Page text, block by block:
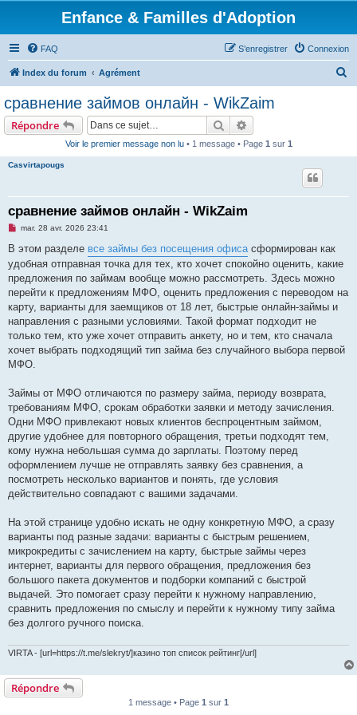
Enfance & Familles d'Adoption
FAQ Connexion
S’enregistrer
Index du forum Agrément
сравнение займов онлайн - WikZaim
Répondre Rechercher
Voir le premier message non lu• 1 message • Page 1 sur 1
Casvirtapougs
сравнение займов онлайн - WikZaim
M
s
a
g
e
n
o
n
l
u
mar. 28 avr. 2026 23:41
В этом разделе все займы без посещения офисасформирован как
удобная отправная точка для тех, кто хочет спокойно оценить, какие
предложения по займам вообще можно рассмотреть. Здесь можно
перейти к предложениям МФО, оценить предложения с переводом на
карту, варианты для заемщиков от 18 лет, быстрые онлайн-займы и
направления с разными условиями. Такой формат подходит не
только тем, кто уже хочет отправить анкету, но и тем, кто сначала
хочет выбрать подходящий тип займа без случайного выбора первой
МФО.
Займы от МФО отличаются по размеру займа, периоду возврата,
требованиям МФО, срокам обработки заявки и методу зачисления.
Одни МФО привлекают новых клиентов беспроцентным займом,
другие удобнее для повторного обращения, третьи подходят тем,
кому нужна небольшая сумма до зарплаты. Поэтому перед
оформлением лучше не отправлять заявку без сравнения, а
посмотреть несколько вариантов и понять, где условия
действительно совпадают с вашими задачами.
На этой странице удобно искать не одну конкретную МФО, а сразу
варианты под разные задачи: варианты с быстрым решением,
микрокредиты с зачислением на карту, быстрые займы через
интернет, варианты для первого обращения, предложения без
большого пакета документов и подборки компаний с быстрой
выдачей. Это помогает сразу перейти к нужному направлению,
сравнить предложения по смыслу и перейти к нужному типу займа
без долгого ручного поиска.
VIRTA - [url=https://t.me/slekryt/]казино топ список рейтинг[/url]
Répondre
1 message • Page 1 sur 1